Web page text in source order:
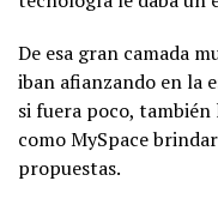
De esa gran camada
iban afianzando en la
si fuera poco, también
como MySpace
propuestas.